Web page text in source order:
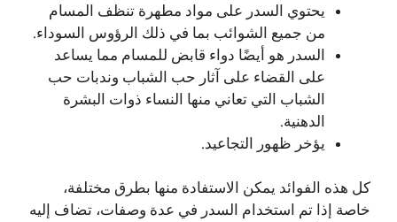
يحتوي السدر على مواد مطهرة تنظف المسام
من جميع الشوائب بما في ذلك الرؤوس السوداء.
السدر هو أيضًا دواء قابض للمسام مما يساعد
على القضاء على آثار حب الشباب وندبات حب
الشباب التي تعاني منها النساء ذوات البشرة
الدهنية.
يؤخر ظهور التجاعيد.
كل هذه الفوائد يمكن الاستفادة منها بطرق مختلفة،
خاصة إذا تم استخدام السدر في عدة وصفات، تضاف إليه